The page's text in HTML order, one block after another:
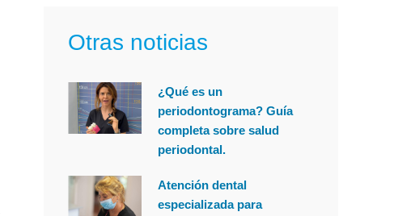
Otras noticias
¿Qué es un
periodontograma? Guía
completa sobre salud
periodontal.
Atención dental
especializada para